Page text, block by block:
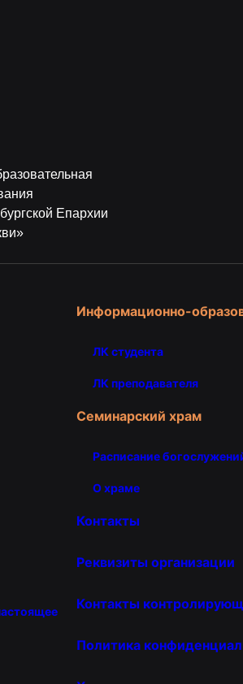
Епархии
Информационно-
ЛК студента
ЛК преподавателя
Семинарский храм
Расписание
О храме
Контакты
Реквизиты организации
Контакты
Политика